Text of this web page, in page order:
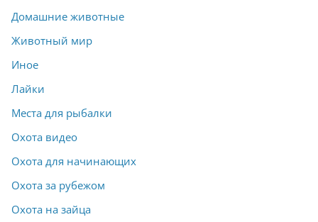
Домашние животные
Животный мир
Иное
Лайки
Места для рыбалки
Охота видео
Охота для начинающих
Охота за рубежом
Охота на зайца